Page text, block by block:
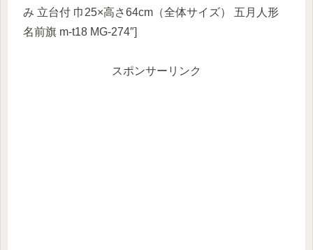
み 立台付 巾25×高さ64cm（全体サイズ） 五月人形
名前旗 m-t18 MG-274″]
スポンサーリンク